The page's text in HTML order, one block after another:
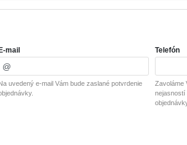
mail
uvedený e-mail Vám bude zaslané potvrdenie
Telefón
Zavoláme
nejasností